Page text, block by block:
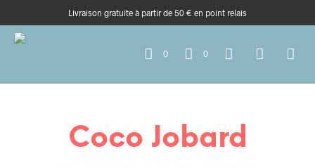
Livraison gratuite à partir de 50 € en point relais
0 0
Coco Jobard